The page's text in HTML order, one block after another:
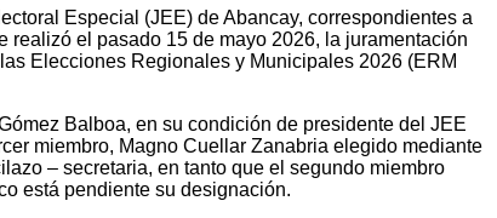
Especial (JEE) de Abancay, correspondientes a
realizó el pasado 15 de mayo 2026, la juramentación
Elecciones Regionales y Municipales 2026 (ERM
Balboa, en su condición de presidente del JEE
miembro, Magno Cuellar Zanabria elegido mediante
– secretaria, en tanto que el segundo miembro
está pendiente su designación.